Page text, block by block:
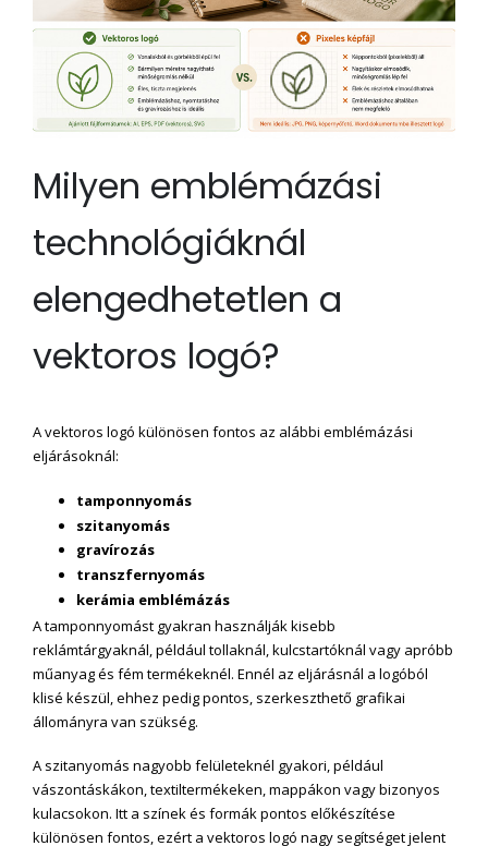
Milyen emblémázási
technológiáknál
elengedhetetlen a
vektoros logó?
A vektoros logó különösen fontos az alábbi emblémázási
eljárásoknál:
tamponnyomás
szitanyomás
gravírozás
transzfernyomás
kerámia emblémázás
A tamponnyomást gyakran használják kisebb
reklámtárgyaknál, például tollaknál, kulcstartóknál vagy apróbb
műanyag és fém termékeknél. Ennél az eljárásnál a logóból
klisé készül, ehhez pedig pontos, szerkeszthető grafikai
állományra van szükség.
A szitanyomás nagyobb felületeknél gyakori, például
vászontáskákon, textiltermékeken, mappákon vagy bizonyos
kulacsokon. Itt a színek és formák pontos előkészítése
különösen fontos, ezért a vektoros logó nagy segítséget jelent